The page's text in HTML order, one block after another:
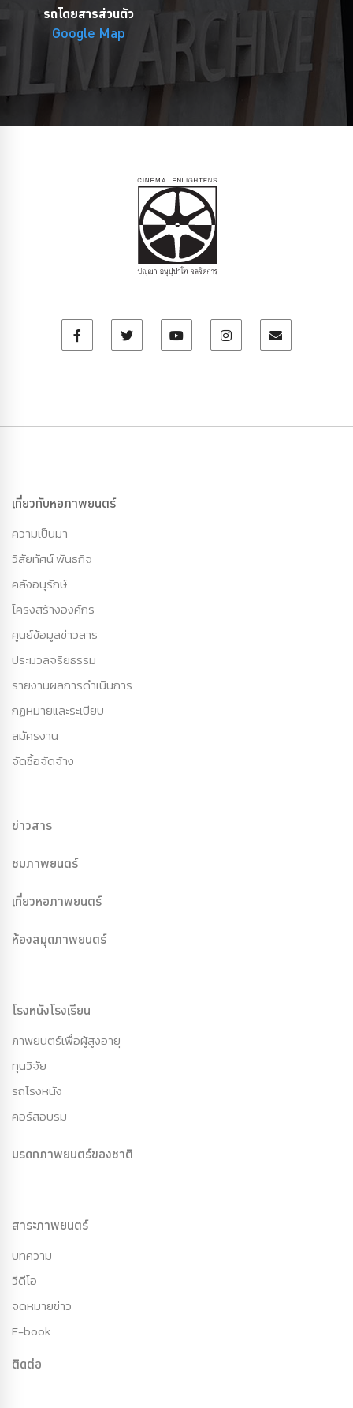
รถโดยสารส่วนตัว
Google Map
เกี่ยวกับหอภาพยนตร์
ความเป็นมา
วิสัยทัศน์ พันธกิจ
คลังอนุรักษ์
โครงสร้างองค์กร
ศูนย์ข้อมูลข่าวสาร
ประมวลจริยธรรม
รายงานผลการดำเนินการ
กฏหมายและระเบียบ
สมัครงาน
จัดซื้อจัดจ้าง
ข่าวสาร
ชมภาพยนตร์
เที่ยวหอภาพยนตร์
ห้องสมุดภาพยนตร์
โรงหนังโรงเรียน
ภาพยนตร์เพื่อผู้สูงอายุ
ทุนวิจัย
รถโรงหนัง
คอร์สอบรม
มรดกภาพยนตร์ของชาติ
สาระภาพยนตร์
บทความ
วีดีโอ
จดหมายข่าว
E-book
ติดต่อ